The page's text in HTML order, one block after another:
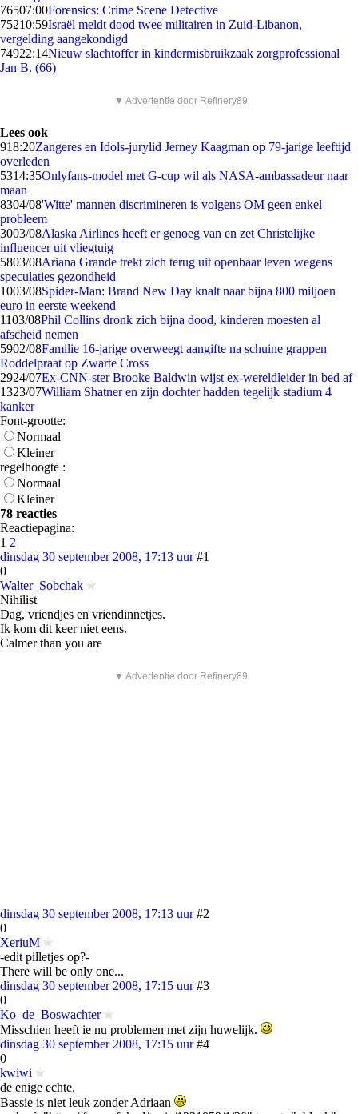
76507:00Forensics: Crime Scene Detective
75210:59Israël meldt dood twee militairen in Zuid-Libanon,
vergelding aangekondigd
74922:14Nieuw slachtoffer in kindermisbruikzaak zorgprofessional
Jan B. (66)
▼ Advertentie door Refinery89
Lees ook
918:20Zangeres en Idols-jurylid Jerney Kaagman op 79-jarige leeftijd
overleden
5314:35Onlyfans-model met G-cup wil als NASA-ambassadeur naar
maan
8304/08'Witte' mannen discrimineren is volgens OM geen enkel
probleem
3003/08Alaska Airlines heeft er genoeg van en zet Christelijke
influencer uit vliegtuig
5803/08Ariana Grande trekt zich terug uit openbaar leven wegens
speculaties gezondheid
1003/08Spider-Man: Brand New Day knalt naar bijna 800 miljoen
euro in eerste weekend
1103/08Phil Collins dronk zich bijna dood, kinderen moesten al
afscheid nemen
5902/08Familie 16-jarige overweegt aangifte na schuine grappen
Roddelpraat op Zwarte Cross
2924/07Ex-CNN-ster Brooke Baldwin wijst ex-wereldleider in bed af
1323/07William Shatner en zijn dochter hadden tegelijk stadium 4
kanker
Font-grootte:
Normaal
Kleiner
regelhoogte :
Normaal
Kleiner
78 reacties
Reactiepagina:
1 2
dinsdag 30 september 2008, 17:13 uur #1
0
Walter_Sobchak
Nihilist
Dag, vriendjes en vriendinnetjes.
Ik kom dit keer niet eens.
Calmer than you are
▼ Advertentie door Refinery89
dinsdag 30 september 2008, 17:13 uur #2
0
XeriuM
-edit pilletjes op?-
There will be only one...
dinsdag 30 september 2008, 17:15 uur #3
0
Ko_de_Boswachter
Misschien heeft ie nu problemen met zijn huwelijk.
dinsdag 30 september 2008, 17:15 uur #4
0
kwiwi
de enige echte.
Bassie is niet leuk zonder Adriaan